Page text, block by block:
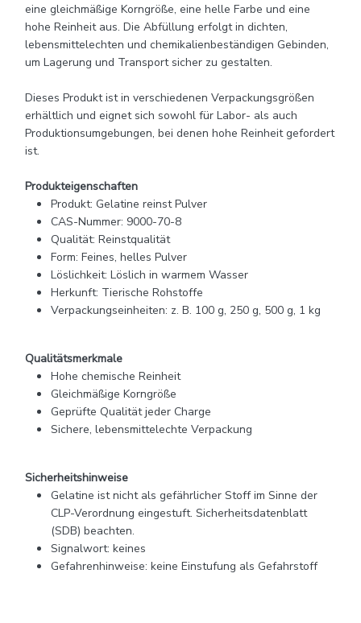
eine gleichmäßige Korngröße, eine helle Farbe und eine
hohe Reinheit aus. Die Abfüllung erfolgt in dichten,
lebensmittelechten und chemikalienbeständigen Gebinden,
um Lagerung und Transport sicher zu gestalten.
Dieses Produkt ist in verschiedenen Verpackungsgrößen
erhältlich und eignet sich sowohl für Labor- als auch
Produktionsumgebungen, bei denen hohe Reinheit gefordert
ist.
Produkteigenschaften
Produkt: Gelatine reinst Pulver
CAS-Nummer: 9000-70-8
Qualität: Reinstqualität
Form: Feines, helles Pulver
Löslichkeit: Löslich in warmem Wasser
Herkunft: Tierische Rohstoffe
Verpackungseinheiten: z. B. 100 g, 250 g, 500 g, 1 kg
Qualitätsmerkmale
Hohe chemische Reinheit
Gleichmäßige Korngröße
Geprüfte Qualität jeder Charge
Sichere, lebensmittelechte Verpackung
Sicherheitshinweise
Gelatine ist nicht als gefährlicher Stoff im Sinne der
CLP-Verordnung eingestuft. Sicherheitsdatenblatt
(SDB) beachten.
Signalwort: keines
Gefahrenhinweise: keine Einstufung als Gefahrstoff